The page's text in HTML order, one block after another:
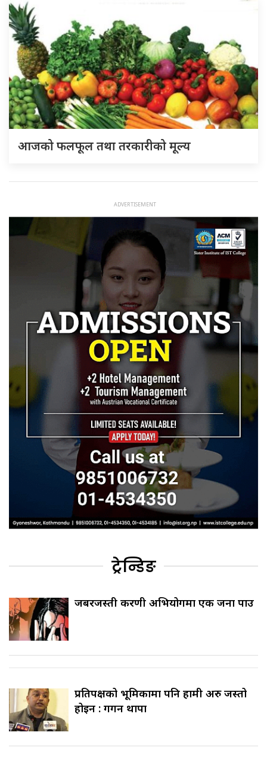
आजको फलफूल तथा तरकारीको मूल्य
ट्रेन्डिङ
जबरजस्ती करणी अभियोगमा एक जना पक्राउ
प्रतिपक्षको भूमिकामा पनि हामी अरु जस्तो
होइन : गगन थापा